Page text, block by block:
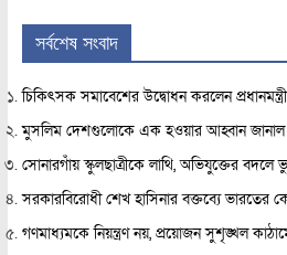
সর্বশেষ সংবাদ
চিকিৎসক সমাবেশের উদ্বোধন করলেন
মুসলিম দেশগুলোকে এক হওয়ার আহ্বান জানাল
সোনারগাঁয় স্কুলছাত্রীকে লাথি, অভিযুক্তের বদলে
সরকারবিরোধী শেখ হাসিনার বক্তব্যে
গণমাধ্যমকে নিয়ন্ত্রণ নয়, প্রয়োজন সুশৃঙ্খল